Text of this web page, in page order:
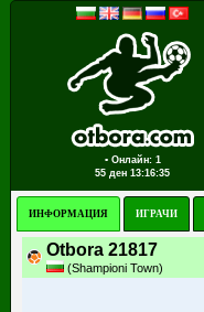
▪ Онлайн: 1
55 ден 13:16:35
ИНФОРМАЦИЯ ИГРАЧИ
Otbora 21817
(Shampioni Town)